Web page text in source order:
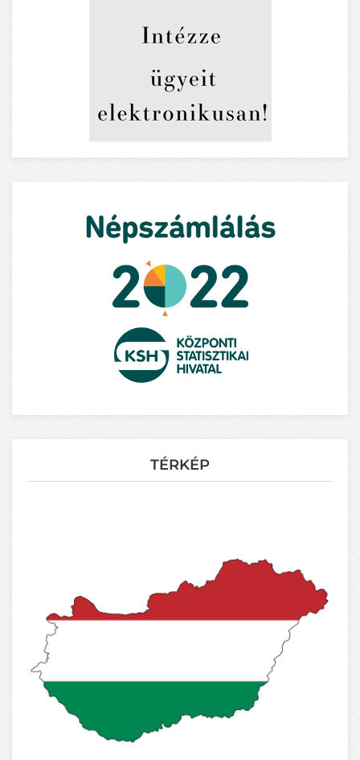
TÉRKÉP